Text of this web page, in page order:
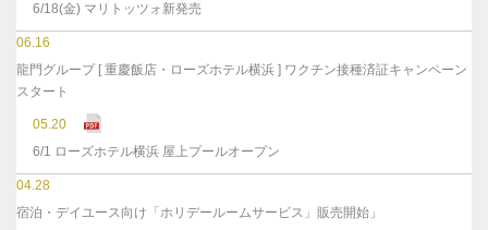
6/18(金) マリトッツォ新発売
06.16
龍門グループ [ 重慶飯店・ローズホテル横浜 ] ワクチン接種済証キャンペーン
スタート
05.20
6/1 ローズホテル横浜 屋上プールオープン
04.28
宿泊・デイユース向け「ホリデールームサービス」販売開始」